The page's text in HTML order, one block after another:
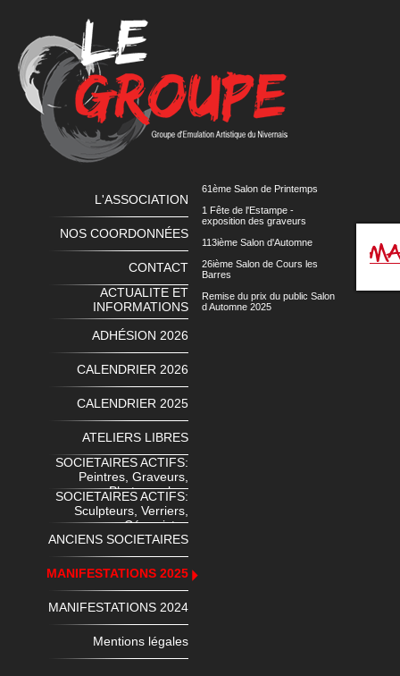
61ème Salon de Printemps
1 Fête de l'Estampe -
exposition des graveurs
113ième Salon d'Automne
26ième Salon de Cours les
Barres
Remise du prix du public Salon
d Automne 2025
L'ASSOCIATION
NOS COORDONNÉES
CONTACT
ACTUALITE ET
INFORMATIONS
ADHÉSION 2026
CALENDRIER 2026
CALENDRIER 2025
ATELIERS LIBRES
SOCIETAIRES ACTIFS:
Peintres, Graveurs,
Photographes
SOCIETAIRES ACTIFS:
Sculpteurs, Verriers,
Céramistes
ANCIENS SOCIETAIRES
MANIFESTATIONS 2025
MANIFESTATIONS 2024
Mentions légales